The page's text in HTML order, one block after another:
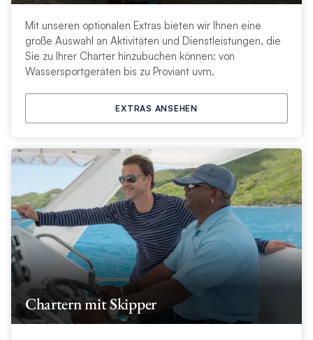
Mit unseren optionalen Extras bieten wir Ihnen eine
große Auswahl an Aktivitäten und Dienstleistungen, die
Sie zu Ihrer Charter hinzubuchen können: von
Wassersportgeräten bis zu Proviant uvm.
EXTRAS ANSEHEN
Chartern mit Skipper